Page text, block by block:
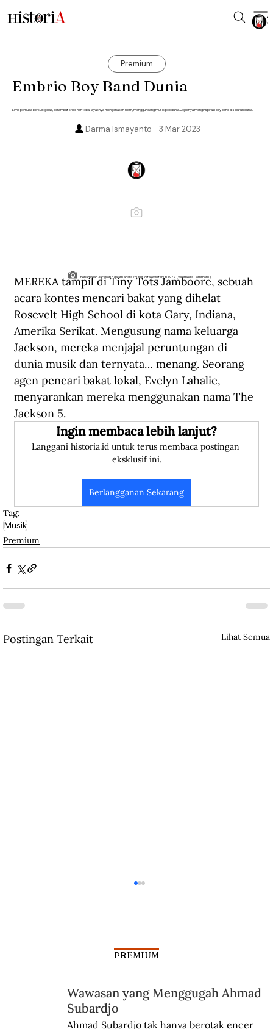
Premium
Embrio Boy Band Dunia
Lima pemuda berkulit gelap, berambut kribo nan tebal layaknya mengenakan helm, mengguncang musik pop dunia. Jejaknya menginspirasi boy band di seluruh dunia.
3 Mar 2023
Darma Ismayanto
Penampilan Jackson 5 dalam acara khusus di televisi tahun 1972. (Wikimedia Commons).
MEREKA tampil di Tiny Tots Jamboore, sebuah
acara kontes mencari bakat yang dihelat
Rosevelt High School di kota Gary, Indiana,
Amerika Serikat. Mengusung nama keluarga
Jackson, mereka menjajal peruntungan di
dunia musik dan ternyata… menang. Seorang
agen pencari bakat lokal, Evelyn Lahalie,
menyarankan mereka menggunakan nama The
Jackson 5.
Ingin membaca lebih lanjut?
Langgani historia.id untuk terus membaca postingan
eksklusif ini.
Berlangganan Sekarang
Tag:
Musik
Premium
Postingan Terkait Lihat Semua
Dalam Jangkauan Radar Bung Kecil
PREMIUM
Wawasan yang Menggugah Ahmad
Subardjo
Ahmad Subardjo tak hanya berotak encer